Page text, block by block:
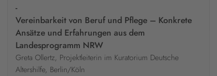
-
Vereinbarkeit von Beruf und Pflege – Konkrete
Ansätze und Erfahrungen aus dem
Landesprogramm NRW
Greta Ollertz, Projektleiterin im Kuratorium Deutsche
Altershilfe, Berlin/Köln